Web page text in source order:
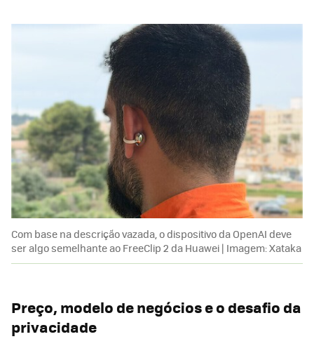
Com base na descrição vazada, o dispositivo da OpenAI deve
ser algo semelhante ao FreeClip 2 da Huawei | Imagem: Xataka
Preço, modelo de negócios e o desafio da
privacidade